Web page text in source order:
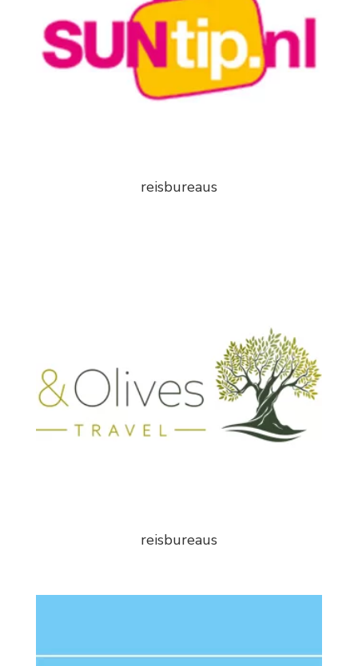
reisbureaus
reisbureaus